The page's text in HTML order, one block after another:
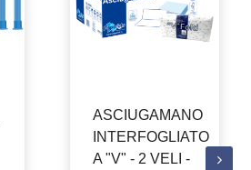
ASCIUGAMANO
INTERFOGLIATO
A "V" - 2 VELI -